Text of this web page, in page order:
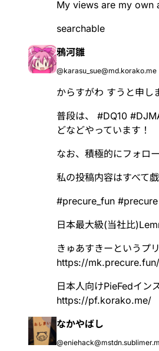
My views are my own
searchable
鴉河雛
@karasu_sue@md.korako.me
からすがわ すうと申し
普段は、 #DQ10 #
どなどやっています！
なお、積極的にフォロ
私の投稿内容はすべて
#precure_fun #precure
日本最大級(当社比
きゅあすきーというプ
https://mk.precure.fun/
日本人向けPieFedイン
https://pf.korako.me/
なかやばし